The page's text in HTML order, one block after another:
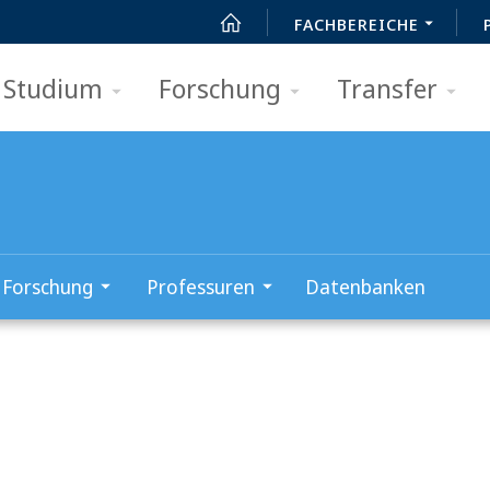
FACHBEREICHE
Studium Forschung Transfer
Forschung Professuren Datenbanken